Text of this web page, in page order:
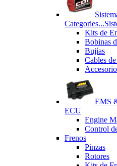
Categories...
Kits de
Bobinas
Bujías
Cables
EMS
ECU
Engine
Control
Frenos
Pinzas
Rotores